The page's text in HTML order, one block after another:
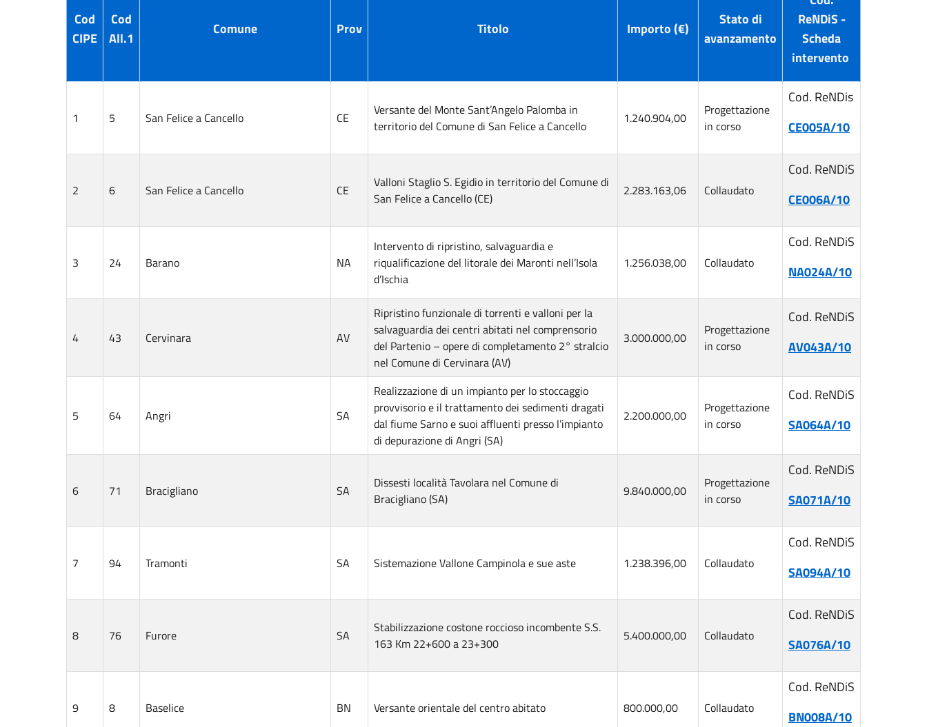
Cod
CIPE
Cod
All.1
Comune Prov Titolo Importo (€)
Stato di
avanzamento
ReNDiS -
Scheda
intervento
1 5 San Felice a Cancello CE
Versante del Monte Sant’Angelo Palomba in
territorio del Comune di San Felice a Cancello
1.240.904,00
Progettazione
in corso
Cod. ReNDis
CE005A/10
2 6 San Felice a Cancello CE
Valloni Staglio S. Egidio in territorio del Comune di
San Felice a Cancello (CE)
2.283.163,06 Collaudato
Cod. ReNDiS
CE006A/10
3 24 Barano NA
Intervento di ripristino, salvaguardia e
riqualificazione del litorale dei Maronti nell’Isola
d’Ischia
1.256.038,00 Collaudato
Cod. ReNDiS
NA024A/10
4 43 Cervinara AV
Ripristino funzionale di torrenti e valloni per la
salvaguardia dei centri abitati nel comprensorio
del Partenio – opere di completamento 2° stralcio
nel Comune di Cervinara (AV)
3.000.000,00
Progettazione
in corso
Cod. ReNDiS
AV043A/10
5 64 Angri SA
Realizzazione di un impianto per lo stoccaggio
provvisorio e il trattamento dei sedimenti dragati
dal fiume Sarno e suoi affluenti presso l’impianto
di depurazione di Angri (SA)
2.200.000,00
Progettazione
in corso
Cod. ReNDiS
SA064A/10
6 71 Bracigliano SA
Dissesti località Tavolara nel Comune di
Bracigliano (SA)
9.840.000,00
Progettazione
in corso
Cod. ReNDiS
SA071A/10
7 94 Tramonti SA Sistemazione Vallone Campinola e sue aste 1.238.396,00 Collaudato
Cod. ReNDiS
SA094A/10
8 76 Furore SA
Stabilizzazione costone roccioso incombente S.S.
163 Km 22+600 a 23+300
5.400.000,00 Collaudato
Cod. ReNDiS
SA076A/10
9 8 Baselice BN Versante orientale del centro abitato 800.000,00 Collaudato
Cod. ReNDiS
BN008A/10